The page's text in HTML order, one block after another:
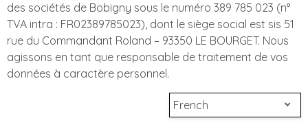
des sociétés de Bobigny sous le numéro 389 785 023 (n°
TVA intra : FR02389785023), dont le siège social est sis 51
rue du Commandant Roland – 93350 LE BOURGET. Nous
agissons en tant que responsable de traitement de vos
données à caractère personnel.
French